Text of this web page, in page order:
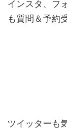
インスタ、フ
も質問＆予約
ツイッターも